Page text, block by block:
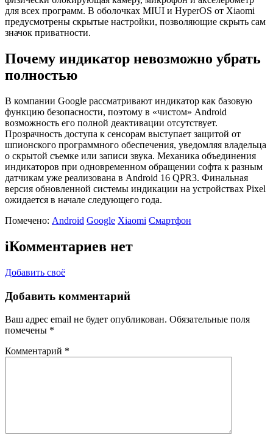
для всех программ. В оболочках MIUI и HyperOS от Xiaomi
предусмотрены скрытые настройки, позволяющие скрыть сам
значок приватности.
Почему индикатор невозможно убрать
полностью
В компании Google рассматривают индикатор как базовую
функцию безопасности, поэтому в «чистом» Android
возможность его полной деактивации отсутствует.
Прозрачность доступа к сенсорам выступает защитой от
шпионского программного обеспечения, уведомляя владельца
о скрытой съемке или записи звука. Механика объединения
индикаторов при одновременном обращении софта к разным
датчикам уже реализована в Android 16 QPR3. Финальная
версия обновленной системы индикации на устройствах Pixel
ожидается в начале следующего года.
Помечено: Android Google Xiaomi Смартфон
iКомментариев нет
Добавить своё
Добавить комментарий
Ваш адрес email не будет опубликован. Обязательные поля
помечены *
Комментарий *